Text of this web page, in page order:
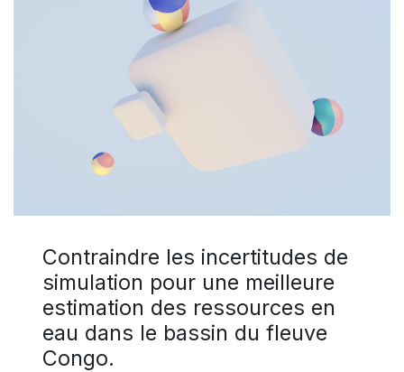
Contraindre les incertitudes de
simulation pour une meilleure
estimation des ressources en
eau dans le bassin du fleuve
Congo.